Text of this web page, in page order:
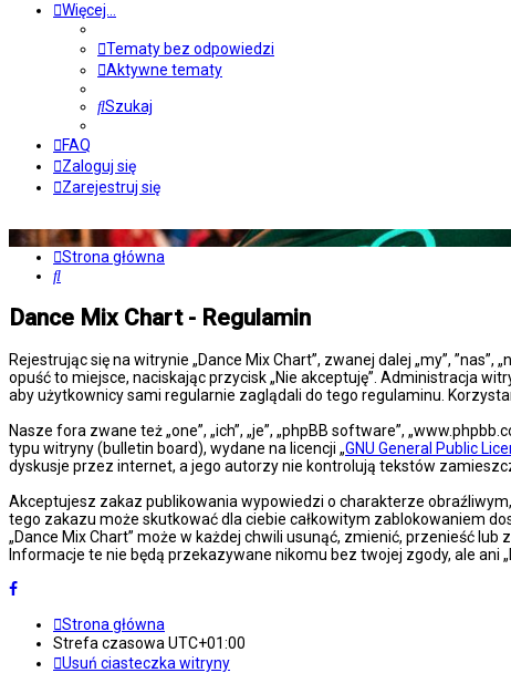
Więcej…
Tematy bez odpowiedzi
Aktywne tematy
Szukaj
FAQ
Zaloguj się
Zarejestruj się
Strona główna
Szukaj
Dance Mix Chart - Regulamin
Rejestrując się na witrynie „Dance Mix Chart”, zwanej dalej „my”,
opuść to miejsce, naciskając przycisk „Nie akceptuję”. Administracja
aby użytkownicy sami regularnie zaglądali do tego regulaminu.
Nasze fora zwane też „one”, „ich”, „je”, „phpBB software”,
typu witryny (bulletin board), wydane na licencji „GNU General Public
dyskusje przez internet, a jego autorzy nie kontrolują tekstów
Akceptujesz zakaz publikowania wypowiedzi o charakterze
tego zakazu może skutkować dla ciebie całkowitym zablokowaniem
„Dance Mix Chart” może w każdej chwili usunąć, zmienić, przenieść
Informacje te nie będą przekazywane nikomu bez twojej zgody, ale ani
Strona główna
Strefa czasowa UTC+01:00
Usuń ciasteczka witryny